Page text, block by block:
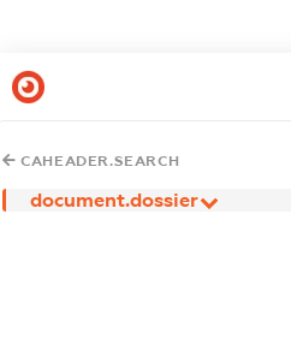
CAHEADER.SEARCH
document.dossier